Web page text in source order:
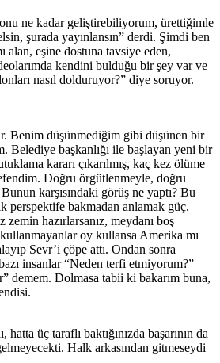
ne kadar geliştirebiliyorum, ürettiğimle
şurada yayınlansın” derdi. Şimdi ben
eşine dostuna tavsiye eden,
kendini bulduğu bir şey var ve
nasıl dolduruyor?” diye soruyor.
Benim düşünmediğim gibi düşünen bir
Belediye başkanlığı ile başlayan yeni bir
kararı çıkarılmış, kaç kez ölüme
Doğru örgütlenmeyle, doğru
karşısındaki görüş ne yaptı? Bu
perspektife bakmadan anlamak güç.
hazırlarsanız, meydanı boş
oy kullansa Amerika mı
Sevr’i çöpe attı. Ondan sonra
insanlar “Neden terfi etmiyorum?”
demem. Dolmasa tabii ki bakarım buna,
üç taraflı baktığınızda başarının da
Halk arkasından gitmeseydi